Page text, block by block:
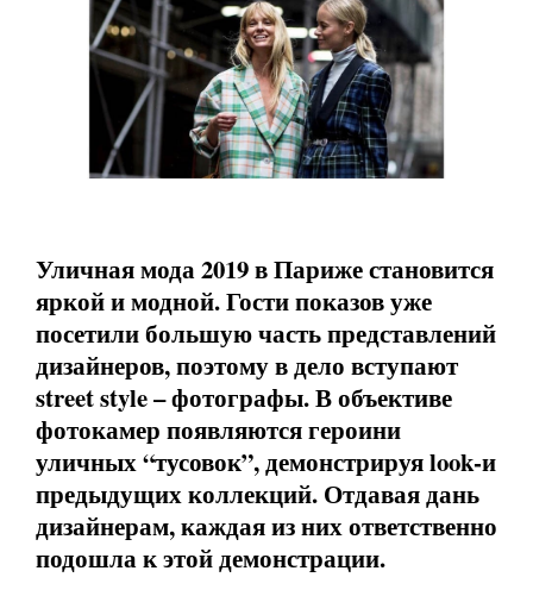
Уличная мода 2019 в Париже становится
яркой и модной. Гости показов уже
посетили большую часть представлений
дизайнеров, поэтому в дело вступают
street style – фотографы. В объективе
фотокамер появляются героини
уличных “тусовок”, демонстрируя look-и
предыдущих коллекций. Отдавая дань
дизайнерам, каждая из них ответственно
подошла к этой демонстрации.